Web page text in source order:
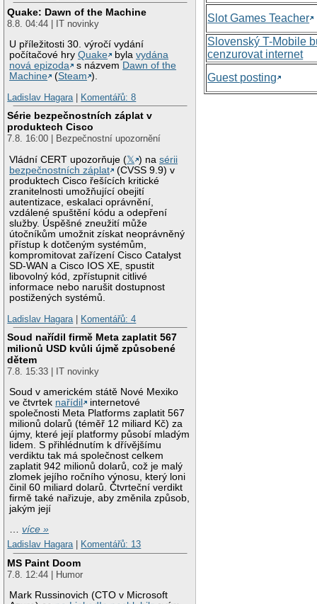
Quake: Dawn of the Machine
8.8. 04:44 | IT novinky
U příležitosti 30. výročí vydání
počítačové hryQuake bylavydána
nová epizoda
s názvem Dawn of the
Machine
(Steam ).
Ladislav Hagara
Komentářů: 8
Série bezpečnostních záplat v
produktech Cisco
7.8. 16:00 | Bezpečnostní upozornění
Vládní CERT upozorňuje (𝕏 ) nasérii
bezpečnostních záplat
(CVSS 9.9) v
produktech Cisco řešících kritické
zranitelnosti umožňující obejití
autentizace, eskalaci oprávnění,
vzdálené spuštění kódu a odepření
služby. Úspěšné zneužití může
útočníkům umožnit získat neoprávněný
přístup k dotčeným systémům,
kompromitovat zařízení Cisco Catalyst
SD-WAN a Cisco IOS XE, spustit
libovolný kód, zpřístupnit citlivé
informace nebo narušit dostupnost
postižených systémů.
Ladislav Hagara
Komentářů: 4
Soud nařídil firmě Meta zaplatit 567
milionů USD kvůli újmě způsobené
dětem
7.8. 15:33 | IT novinky
Soud v americkém státě Nové Mexiko
ve čtvrtek nařídil
internetové
společnosti Meta Platforms zaplatit 567
milionů dolarů (téměř 12 miliard Kč) za
újmy, které její platformy působí mladým
lidem. S přihlédnutím k dřívějšímu
verdiktu tak má společnost celkem
zaplatit 942 milionů dolarů, což je malý
zlomek jejího ročního výnosu, který loni
činil 60 miliard dolarů. Čtvrteční verdikt
firmě také nařizuje, aby změnila způsob,
jakým její
…více »
Ladislav Hagara| Komentářů: 13
MS Paint Doom
7.8. 12:44 | Humor
Mark Russinovich (CTO v Microsoft
Slot Games Teacher
Slovenský T-Mobile
cenzurovat internet
Guest posting